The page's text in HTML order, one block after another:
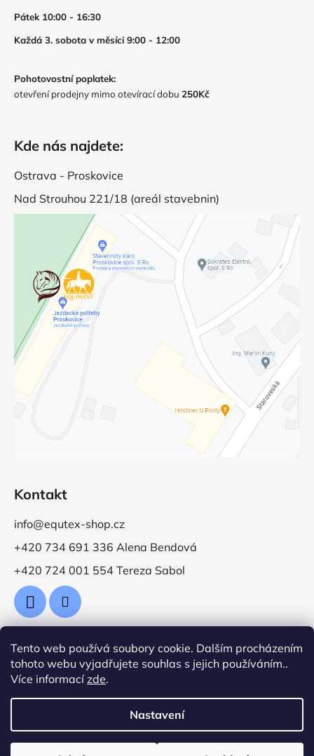
Tento web používá soubory cookie. Dalším procházením
tohoto webu vyjadřujete souhlas s jejich používáním..
Více informacízde.
Nastavení
Pátek 10:00 - 16:30
Každá 3. sobota v měsíci 9:00 - 12:00
Pohotovostní poplatek:
otevření prodejny mimo otevírací dobu 250Kč
Kde nás najdete:
Ostrava - Proskovice
Nad Strouhou 221/18 (areál stavebnin)
Kontakt
info@equtex-shop.cz
+420 734 691 336 Alena Bendová
+420 724 001 554 Tereza Sabol
Přijímáme online platby
Vytvořil Shoptet